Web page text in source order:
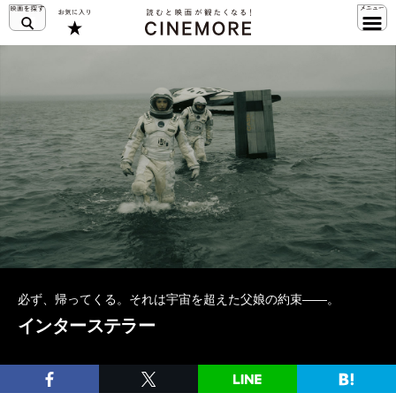
必ず、帰ってくる。それは宇宙を超えた父娘の約束――。
インターステラー